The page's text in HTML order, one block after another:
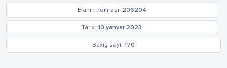
Elanın nömrəsi: 206204
Tarix: 10 yanvar 2023
Baxış sayı: 170